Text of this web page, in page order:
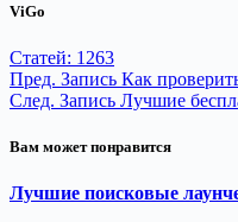
ViGo
Статей: 1263
Пред. Запись Как
След. Запись Лучшие
Вам может понравится
Лучшие поисковые